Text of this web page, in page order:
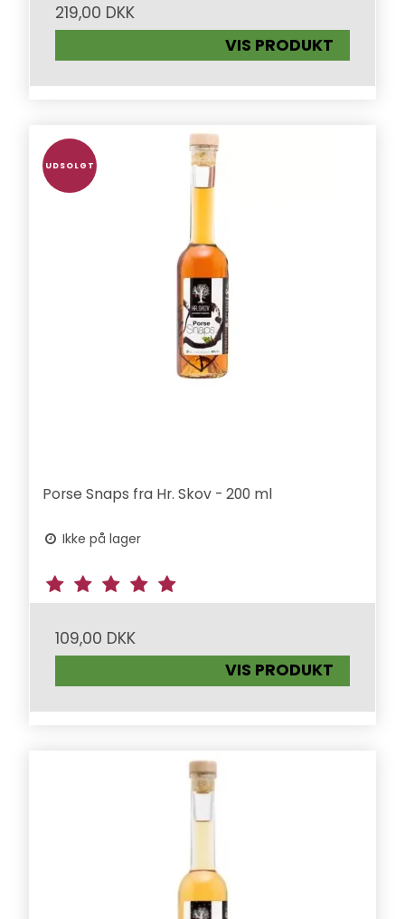
219,00 DKK
VIS PRODUKT
UDSOLGT
Porse Snaps fra Hr. Skov - 200 ml
Ikke på lager
109,00 DKK
VIS PRODUKT